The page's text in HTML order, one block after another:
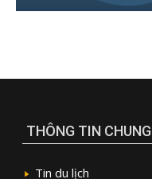
THÔNG TIN CHUNG
Tin du lịch